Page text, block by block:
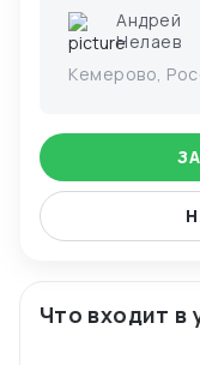
Андрей
Нелаев
Кемерово,
Что входит в